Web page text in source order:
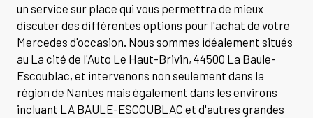
un service sur place qui vous permettra de mieux
discuter des différentes options pour l'achat de votre
Mercedes d'occasion. Nous sommes idéalement situés
au La cité de l'Auto Le Haut-Brivin, 44500 La Baule-
Escoublac, et intervenons non seulement dans la
région de Nantes mais également dans les environs
incluant LA BAULE-ESCOUBLAC et d'autres grandes